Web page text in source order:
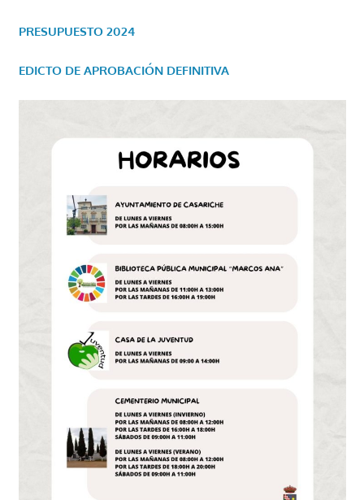
PRESUPUESTO 2024
EDICTO DE APROBACIÓN DEFINITIVA